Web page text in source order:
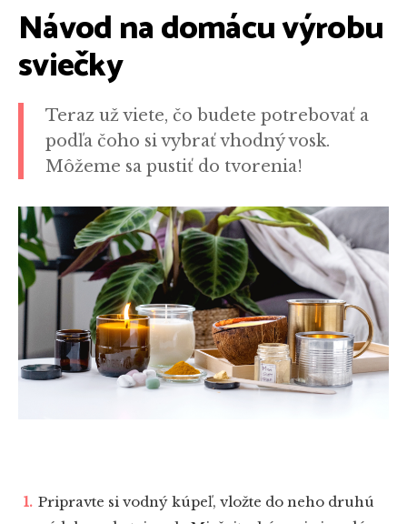
Návod na domácu výrobu
sviečky
Teraz už viete, čo budete potrebovať a
podľa čoho si vybrať vhodný vosk.
Môžeme sa pustiť do tvorenia!
Pripravte si vodný kúpeľ, vložte do neho druhú